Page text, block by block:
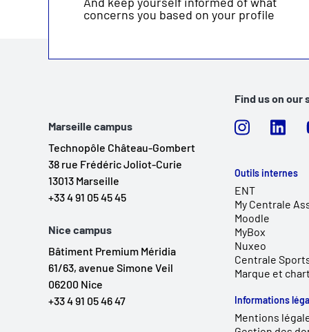
concerns you based on your profile
Marseille campus
Technopôle Château-Gombert
38 rue Frédéric Joliot-Curie
13013 Marseille
+33 4 91 05 45 45
Nice campus
Bâtiment Premium Méridia
61/63, avenue Simone Veil
06200 Nice
+33 4 91 05 46 47
Find us on our
Outils internes
ENT
My Centrale
Moodle
MyBox
Nuxeo
Centrale
Marque et
Informations
Mentions